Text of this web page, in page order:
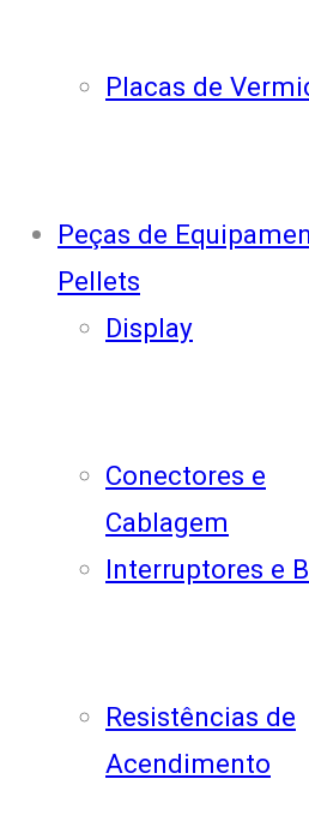
Placas de
Peças de
Pellets
Display
Conectores e
Cablagem
Interruptores e
Resistências de
Acendimento